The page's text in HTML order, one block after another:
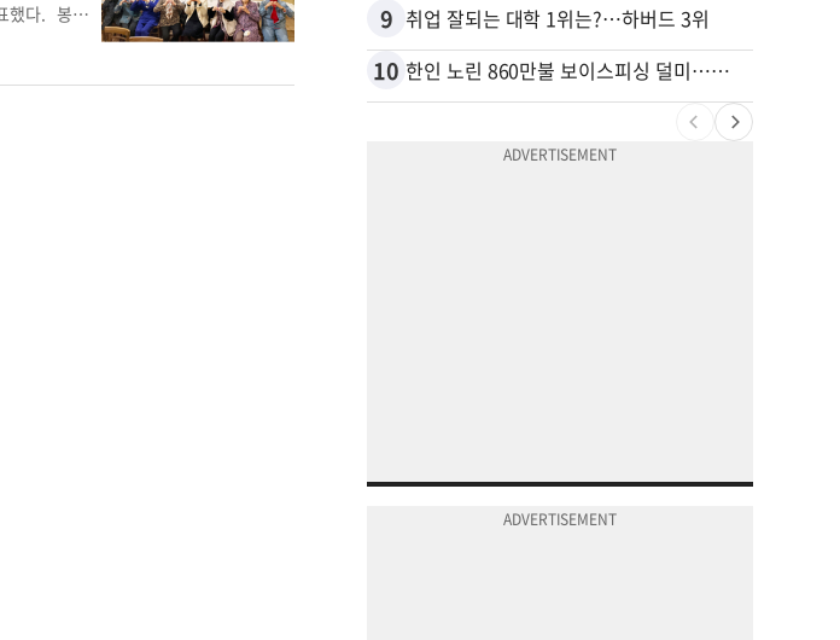
했다. 봉사
말했다. 봉
등 새 임원진
9 취업 잘되는 대학 1위는?…하버드 3위
10 한인 노린 860만불 보이스피싱 덜미…영사관·한국 검찰 사칭